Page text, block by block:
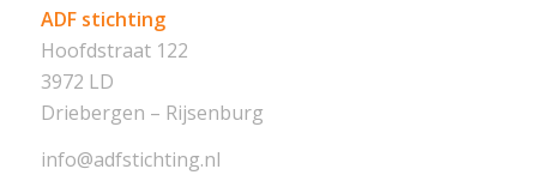
ADF stichting
Hoofdstraat 122
3972 LD
Driebergen – Rijsenburg
info@adfstichting.nl